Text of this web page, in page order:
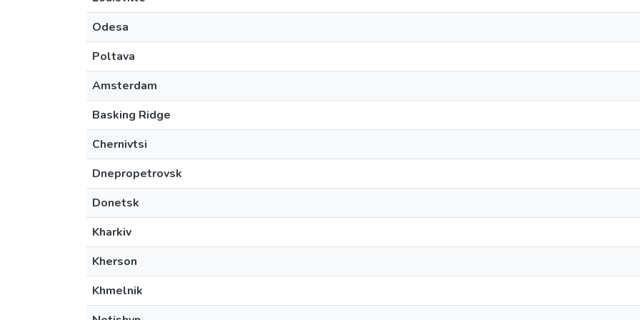
Odesa
Poltava
Amsterdam
Basking Ridge
Chernivtsi
Dnepropetrovsk
Donetsk
Kharkiv
Kherson
Khmelnik